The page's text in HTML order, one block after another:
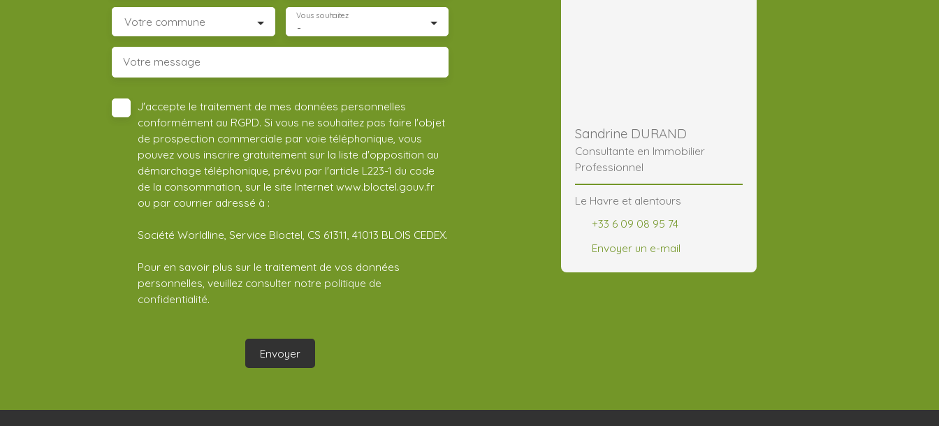
Votre commune -
Vous souhaitez
Votre message
J'accepte le traitement de mes données personnelles
conformément au RGPD. Si vous ne souhaitez pas faire l'objet
de prospection commerciale par voie téléphonique, vous
pouvez vous inscrire gratuitement sur la liste d'opposition au
démarchage téléphonique, prévu par l'article L223-1 du code
de la consommation, sur le site Internet www.bloctel.gouv.fr
ou par courrier adressé à :
Société Worldline, Service Bloctel, CS 61311, 41013 BLOIS CEDEX.
Pour en savoir plus sur le traitement de vos données
personnelles, veuillez consulter notre politique de
confidentialité.
Envoyer
Sandrine DURAND
Consultante en Immobilier
Professionnel
Le Havre et alentours
+33 6 09 08 95 74
Envoyer un e-mail